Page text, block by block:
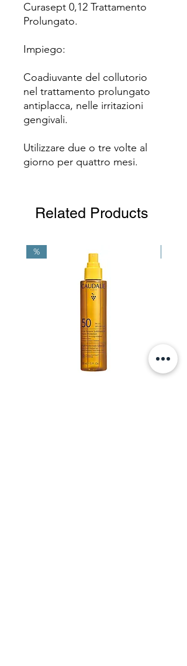
Curasept 0,12 Trattamento
Prolungato.
Impiego:
Coadiuvante del collutorio
nel trattamento prolungato
antiplacca, nelle irritazioni
gengivali.
Utilizzare due o tre volte al
giorno per quattro mesi.
Related Products
%